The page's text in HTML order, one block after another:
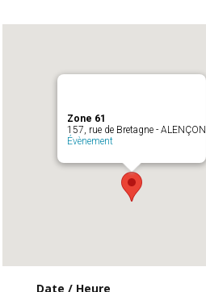
Zone 61
157, rue de Bretagne - ALENÇON
Évènement
Date / Heure